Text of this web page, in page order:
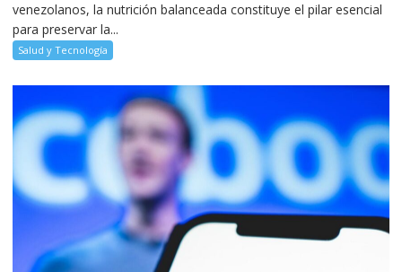
venezolanos, la nutrición balanceada constituye el pilar esencial
para preservar la...
Salud y Tecnología